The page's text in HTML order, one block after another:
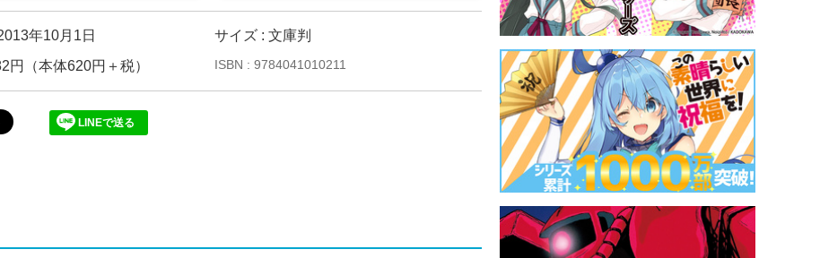
年10月1日
サイズ : 文庫判
円（本体620円＋税）
ISBN : 9784041010211
LINEで送る